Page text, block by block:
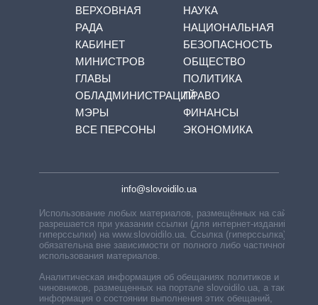
ВЕРХОВНАЯ
РАДА
КАБИНЕТ
МИНИСТРОВ
ГЛАВЫ
ОБЛАДМИНИСТРАЦИЙ
МЭРЫ
ВСЕ ПЕРСОНЫ
НАУКА
НАЦИОНАЛЬНАЯ
БЕЗОПАСНОСТЬ
ОБЩЕСТВО
ПОЛИТИКА
ПРАВО
ФИНАНСЫ
ЭКОНОМИКА
info@slovoidilo.ua
Использование любых материалов, размещённых на сайте,
разрешается при указании ссылки (для интернет-изданий —
гиперссылки) на www.slovoidilo.ua. Ссылка (гиперссылка)
обязательна вне зависимости от полного либо частичного
использования материалов.
Аналитическая информация об обещаниях политиков и
чиновников, размещенных на портале slovoidilo.ua, а также
информация о состоянии выполнения этих обещаний,